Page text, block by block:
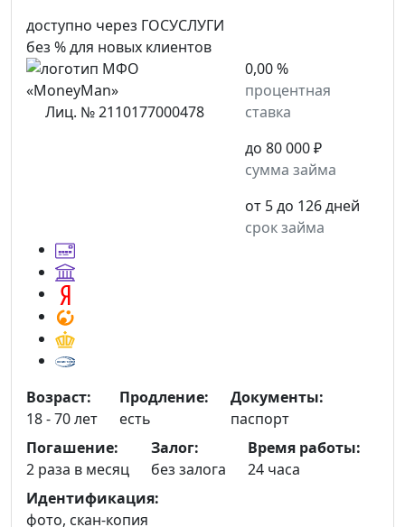
доступно через ГОСУСЛУГИ
без % для новых клиентов
Лиц. № 2110177000478
0,00 %
процентная
ставка
до 80 000 ₽
сумма займа
от 5 до 126 дней
срок займа
Возраст:
18 - 70 лет
Продление:
есть
Документы:
паспорт
Погашение:
2 раза в месяц
Залог:
без залога
Время работы:
24 часа
Идентификация:
фото, скан-копия